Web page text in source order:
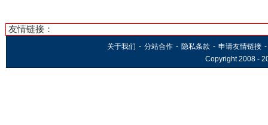
友情链接：
关于我们 - 分站合作 - 隐私条款 - 申请友情链接 -
Copyright 2008 -